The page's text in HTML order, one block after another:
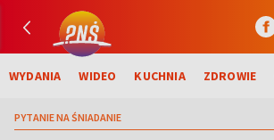
WYDANIA WIDEO KUCHNIA ZDROWIE
PYTANIE NA ŚNIADANIE